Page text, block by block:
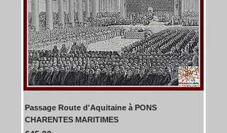
Passage Route d'Aquitaine à PONS
CHARENTES MARITIMES